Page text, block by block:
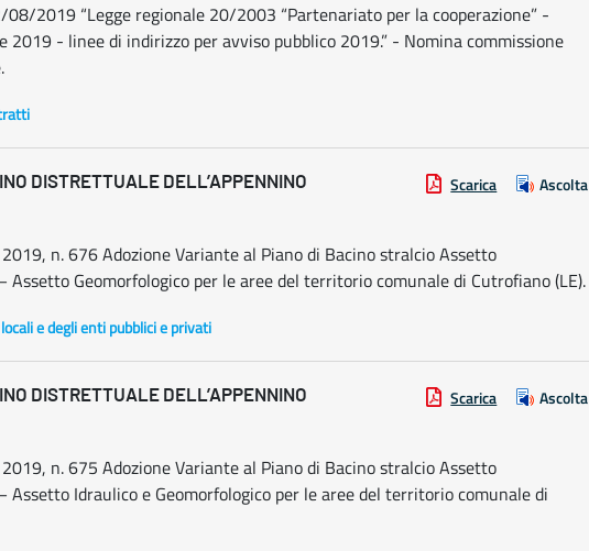
08/2019 “Legge regionale 20/2003 “Partenariato per la cooperazione” -
2019 - linee di indirizzo per avviso pubblico 2019.” - Nomina commissione
DISTRETTUALE DELL’APPENNINO
Scarica Ascolta
n. 676 Adozione Variante al Piano di Bacino stralcio Assetto
Assetto Geomorfologico per le aree del territorio comunale di Cutrofiano (LE).
e degli enti pubblici e privati
DISTRETTUALE DELL’APPENNINO
Scarica Ascolta
n. 675 Adozione Variante al Piano di Bacino stralcio Assetto
Assetto Idraulico e Geomorfologico per le aree del territorio comunale di